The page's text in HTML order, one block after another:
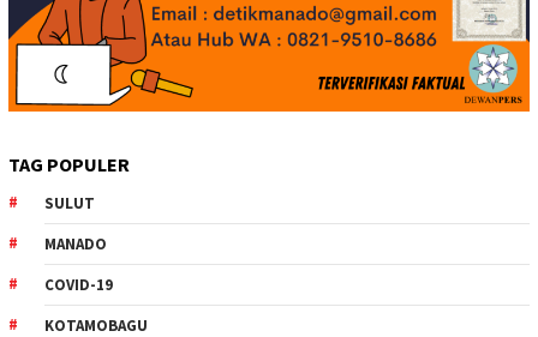
TAG POPULER
SULUT
MANADO
COVID-19
KOTAMOBAGU